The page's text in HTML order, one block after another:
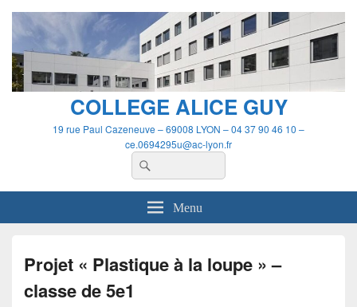
COLLEGE ALICE GUY
19 rue Paul Cazeneuve – 69008 LYON – 04 37 90 46 10 –
ce.0694295u@ac-lyon.fr
Recherche :
Menu
Projet « Plastique à la loupe » –
classe de 5e1
Panneau de gestion des cookies